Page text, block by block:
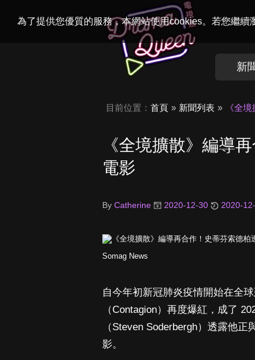
為了提供您優質的服務，本網站使用cookies。若您繼續
Welcome to
新
目前位置： 首頁 新聞列表 《全
《全境擴散》編導
電影
By Catherine 2020-12-30 2020-
Somag News
自今年初新冠肺炎疫情開始在全
（Contagion）再度爆紅，成了
（Steven Soderbergh）透露他
影。